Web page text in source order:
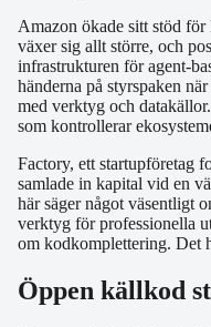
Amazon ökade sitt stöd
växer sig allt större, och
infrastrukturen för agent-
händerna på styrspaken
med verktyg och
som kontrollerar
Factory, ett startupföretag
samlade in kapital vid en
här säger något väsentligt
verktyg för professionella
om kodkomplettering. Det
Öppen källkod